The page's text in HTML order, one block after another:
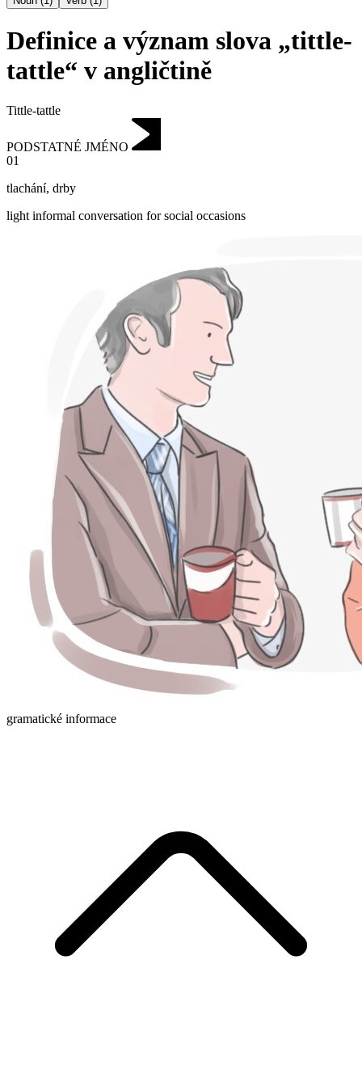
Definice a význam slova „tittle-
tattle“ v angličtině
Tittle-tattle
PODSTATNÉ JMÉNO
01
tlachání, drby
light informal conversation for social occasions
gramatické informace